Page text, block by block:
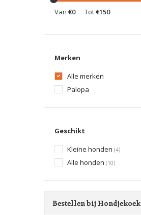
Van €0 Tot€150
Merken
Alle merken
Palopa
Geschikt
Kleine honden (4)
Alle honden (10)
Bestellen bij Hondjekoek